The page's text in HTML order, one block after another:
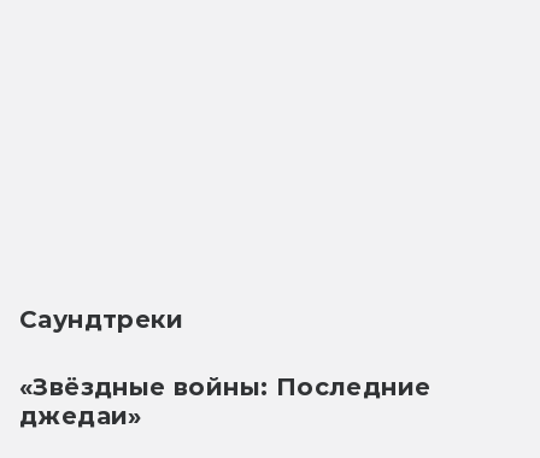
Саундтреки
«Звёздные войны: Последние
джедаи»